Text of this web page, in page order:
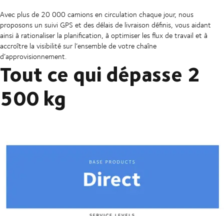
Avec plus de 20 000 camions en circulation chaque jour, nous
proposons un suivi GPS et des délais de livraison définis, vous aidant
ainsi à rationaliser la planification, à optimiser les flux de travail et à
accroître la visibilité sur l’ensemble de votre chaîne
d’approvisionnement.
Tout ce qui dépasse 2
500 kg